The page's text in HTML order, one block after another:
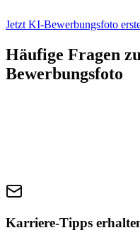
Jetzt KI-Bewerbungsfoto
Häufige Fragen
Bewerbungsfoto
Karriere-Tipps